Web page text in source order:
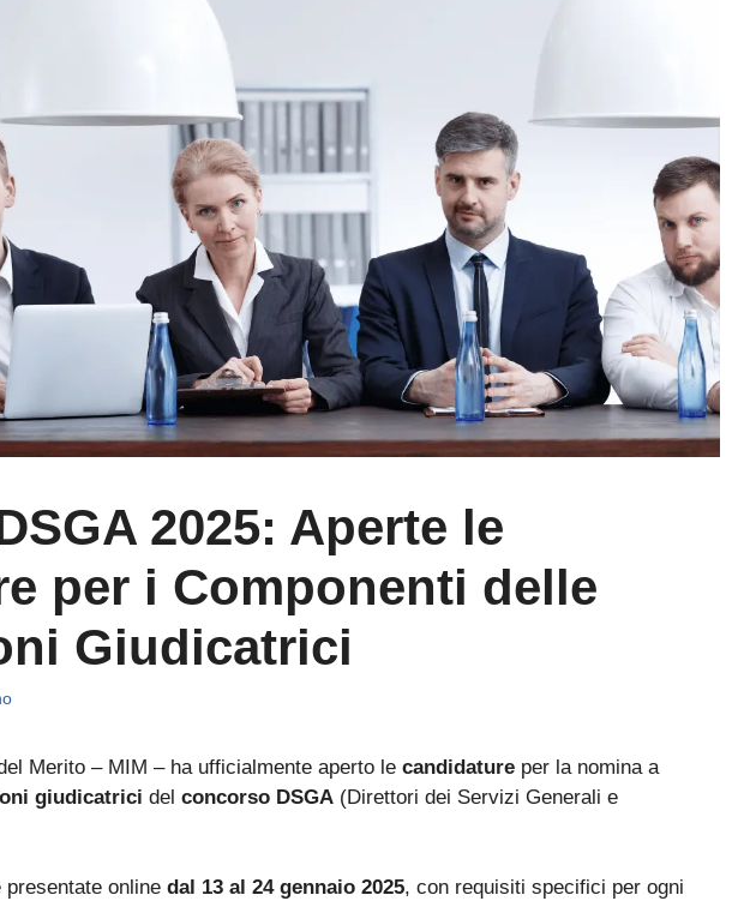
2025: Aperte le
per i Componenti delle
Giudicatrici
Merito – MIM – ha ufficialmente aperto le candidature per la nomina a
giudicatrici del concorso DSGA (Direttori dei Servizi Generali e
presentate online dal 13 al 24 gennaio 2025, con requisiti specifici per ogni